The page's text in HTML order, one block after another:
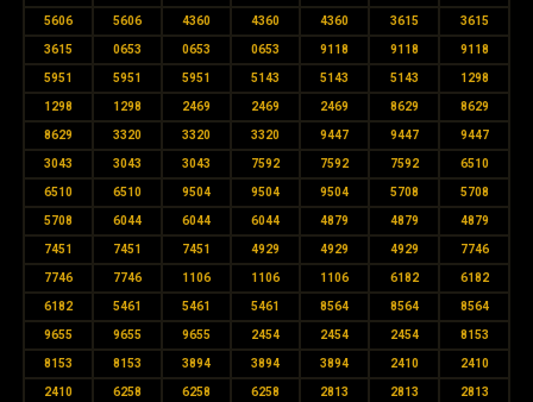
5606 5606 4360 4360 4360 3615 3615
3615 0653 0653 0653 9118 9118 9118
5951 5951 5951 5143 5143 5143 1298
1298 1298 2469 2469 2469 8629 8629
8629 3320 3320 3320 9447 9447 9447
3043 3043 3043 7592 7592 7592 6510
6510 6510 9504 9504 9504 5708 5708
5708 6044 6044 6044 4879 4879 4879
7451 7451 7451 4929 4929 4929 7746
7746 7746 1106 1106 1106 6182 6182
6182 5461 5461 5461 8564 8564 8564
9655 9655 9655 2454 2454 2454 8153
8153 8153 3894 3894 3894 2410 2410
2410 6258 6258 6258 2813 2813 2813